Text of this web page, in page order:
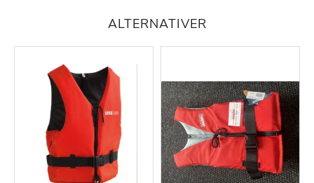
ALTERNATIVER